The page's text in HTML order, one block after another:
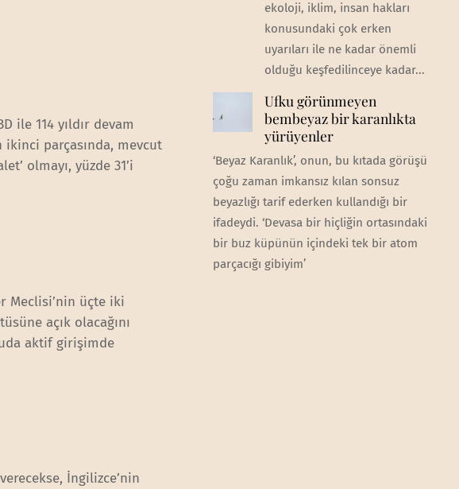
ile 114 yıldır devam
parçasında, mevcut
olmayı, yüzde 31’i
Meclisi’nin üçte iki
açık olacağını
aktif girişimde
İngilizce’nin
ekoloji, iklim, insan hakları
konusundaki çok erken
uyarıları ile ne kadar önemli
olduğu keşfedilinceye kadar...
Ufku görünmeyen
bembeyaz bir karanlıkta
yürüyenler
‘Beyaz Karanlık’, onun, bu kıtada görüşü
çoğu zaman imkansız kılan sonsuz
beyazlığı tarif ederken kullandığı bir
ifadeydi. ‘Devasa bir hiçliğin ortasındaki
bir buz küpünün içindeki tek bir atom
parçacığı gibiyim’